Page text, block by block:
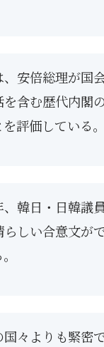
安倍総理が国
含む歴代内閣
評価している。
韓日・日韓議
しい合意文が
国々よりも緊密